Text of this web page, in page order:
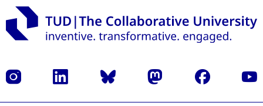
Instagram LinkedIn Bluesky Mastodon Facebook